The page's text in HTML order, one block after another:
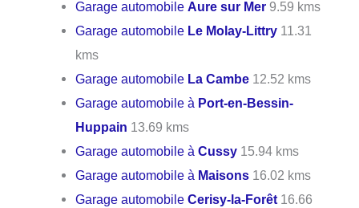
Garage automobileAure sur Mer 9.59 kms
Garage automobile Le Molay-Littry 11.31
kms
Garage automobile La Cambe 12.52 kms
Garage automobile à Port-en-Bessin-
Huppain 13.69 kms
Garage automobile àCussy 15.94 kms
Garage automobile à Maisons 16.02 kms
Garage automobileCerisy-la-Forêt 16.66